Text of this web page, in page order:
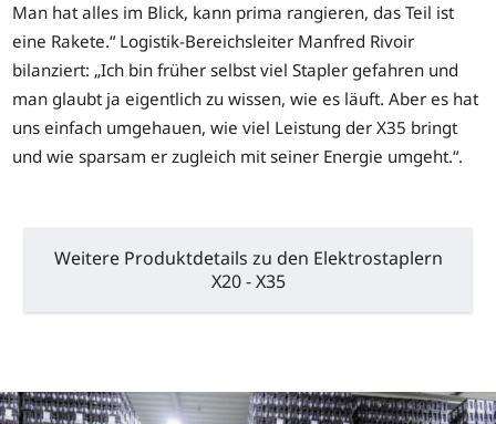
Man hat alles im Blick, kann prima rangieren, das Teil ist
eine Rakete.“ Logistik-Bereichsleiter Manfred Rivoir
bilanziert: „Ich bin früher selbst viel Stapler gefahren und
man glaubt ja eigentlich zu wissen, wie es läuft. Aber es hat
uns einfach umgehauen, wie viel Leistung der X35 bringt
und wie sparsam er zugleich mit seiner Energie umgeht.“.
Weitere Produktdetails zu den Elektrostaplern
X20 - X35